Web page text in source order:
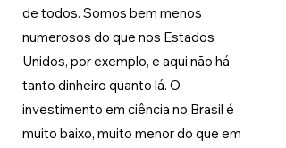
de todos. Somos bem menos
numerosos do que nos Estados
Unidos, por exemplo, e aqui não há
tanto dinheiro quanto lá. O
investimento em ciência no Brasil é
muito baixo, muito menor do que em